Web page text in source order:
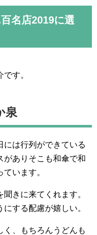
名店2019に選
す。
泉
には行列ができている
がありそこも和傘で和
います。
きに来てくれます。
する配慮が嬉しい。
く、もちろんうどんも